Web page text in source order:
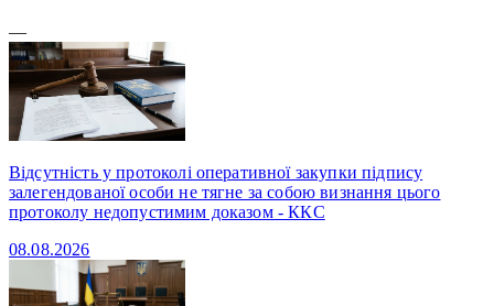
—
Відсутність у протоколі оперативної закупки підпису
залегендованої особи не тягне за собою визнання цього
протоколу недопустимим доказом - ККС
08.08.2026